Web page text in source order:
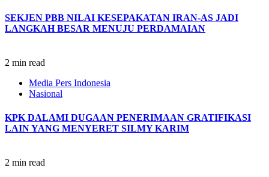
SEKJEN PBB NILAI KESEPAKATAN IRAN-AS JADI
LANGKAH BESAR MENUJU PERDAMAIAN
2 min read
Media Pers Indonesia
Nasional
KPK DALAMI DUGAAN PENERIMAAN GRATIFIKASI
LAIN YANG MENYERET SILMY KARIM
2 min read